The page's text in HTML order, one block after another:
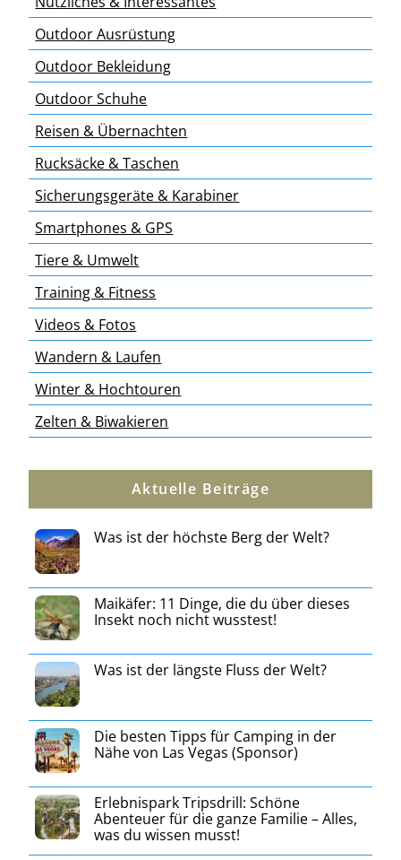
Outdoor Ausrüstung
Outdoor Bekleidung
Outdoor Schuhe
Reisen & Übernachten
Rucksäcke & Taschen
Sicherungsgeräte & Karabiner
Smartphones & GPS
Tiere & Umwelt
Training & Fitness
Videos & Fotos
Wandern & Laufen
Winter & Hochtouren
Zelten & Biwakieren
Aktuelle Beiträge
Was ist der höchste Berg der Welt?
Maikäfer: 11 Dinge, die du über dieses
Insekt noch nicht wusstest!
Was ist der längste Fluss der Welt?
Die besten Tipps für Camping in der
Nähe von Las Vegas (Sponsor)
Erlebnispark Tripsdrill: Schöne
Abenteuer für die ganze Familie – Alles,
was du wissen musst!